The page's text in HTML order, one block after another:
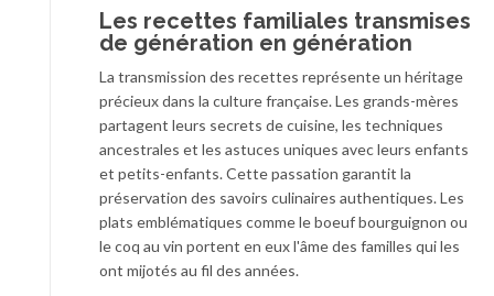
Les recettes familiales transmises
de génération en génération
La transmission des recettes représente un héritage
précieux dans la culture française. Les grands-mères
partagent leurs secrets de cuisine, les techniques
ancestrales et les astuces uniques avec leurs enfants
et petits-enfants. Cette passation garantit la
préservation des savoirs culinaires authentiques. Les
plats emblématiques comme le boeuf bourguignon ou
le coq au vin portent en eux l'âme des familles qui les
ont mijotés au fil des années.